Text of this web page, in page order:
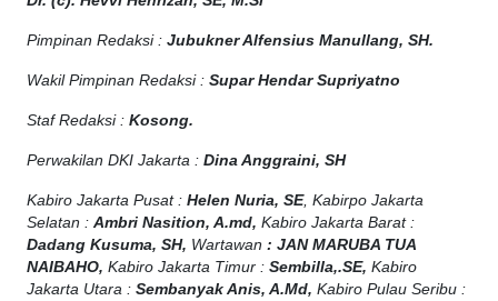
Pimpinan Redaksi : Jubukner Alfensius Manullang, SH.
Wakil Pimpinan Redaksi : Supar Hendar Supriyatno
Staf Redaksi : Kosong.
Perwakilan DKI Jakarta : Dina Anggraini, SH
Kabiro Jakarta Pusat : Helen Nuria, SE, Kabirpo Jakarta
Selatan : Ambri Nasition, A.md, Kabiro Jakarta Barat :
Dadang Kusuma, SH, Wartawan : JAN MARUBA TUA
NAIBAHO, Kabiro Jakarta Timur : Sembilla,.SE, Kabiro
Jakarta Utara : Sembanyak Anis, A.Md, Kabiro Pulau Seribu :